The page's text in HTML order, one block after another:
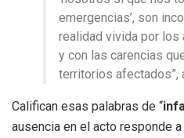
emergencias’, son
realidad vivida por los
y con las carencias
territorios afectados”,
Califican esas palabras de “
ausencia en el acto responde